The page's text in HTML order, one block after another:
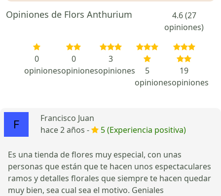
Opiniones de Flors Anthurium
4.6 (27
opiniones)
0
opiniones
0
opiniones
3
opiniones
5
opiniones
19
opiniones
Francisco Juan
hace 2 años -
5 (Experiencia positiva)
Es una tienda de flores muy especial, con unas
personas que están que te hacen unos espectaculares
ramos y detalles florales que siempre te hacen quedar
muy bien, sea cual sea el motivo. Geniales